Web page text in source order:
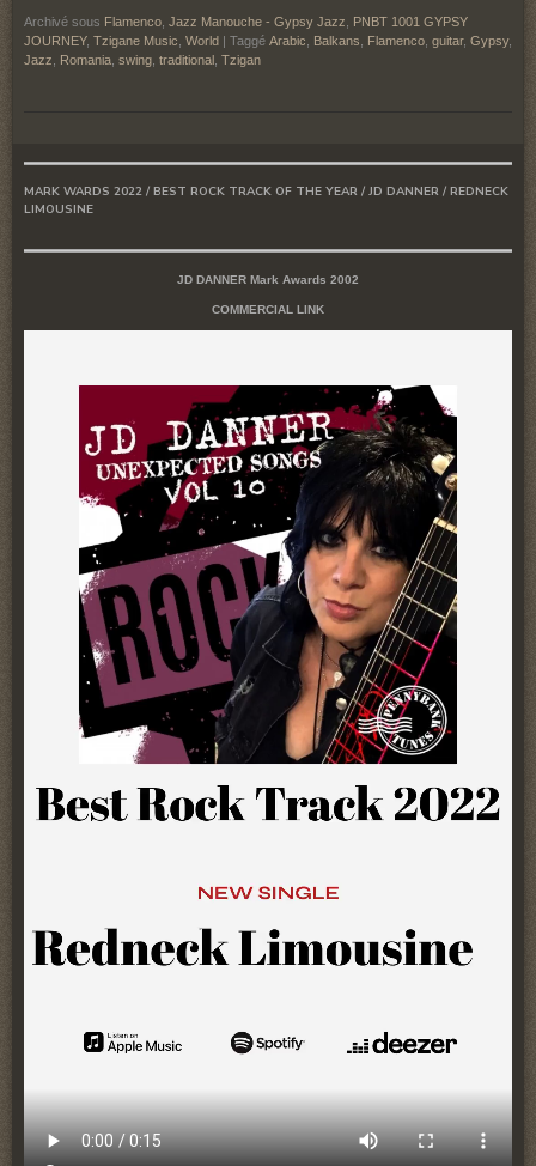
Archivé sous Flamenco Jazz Manouche - Gypsy Jazz
PNBT 1001 GYPSY
JOURNEY, Tzigane Music World | Taggé Arabic Balkans Flamenco guitar, Gypsy,
Jazz
Romania swing traditional Tzigan
MARK WARDS 2022 / BEST ROCK TRACK OF THE YEAR / JD DANNER / REDNECK
LIMOUSINE
JD DANNER Mark Awards 2002
COMMERCIAL LINK